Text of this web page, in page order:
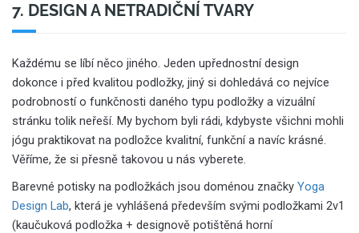
7. DESIGN A NETRADIČNÍ TVARY
Každému se líbí něco jiného. Jeden upřednostní design
dokonce i před kvalitou podložky, jiný si dohledává co nejvíce
podrobností o funkčnosti daného typu podložky a vizuální
stránku tolik neřeší. My bychom byli rádi, kdybyste všichni mohli
jógu praktikovat na podložce kvalitní, funkční a navíc krásné.
Věříme, že si přesně takovou u nás vyberete.
Barevné potisky na podložkách jsou doménou značky Yoga
Design Lab, která je vyhlášená především svými podložkami 2v1
(kaučuková podložka + designově potištěná horní